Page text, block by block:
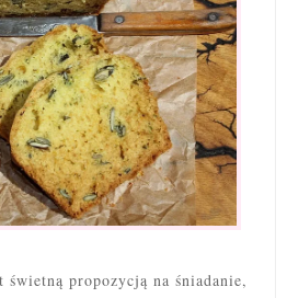
propozycją na śniadanie,